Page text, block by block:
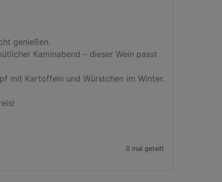
genießen.
Kaminabend – dieser Wein passt
mit Kartoffeln und Würstchen im Winter.
0 mal geteilt